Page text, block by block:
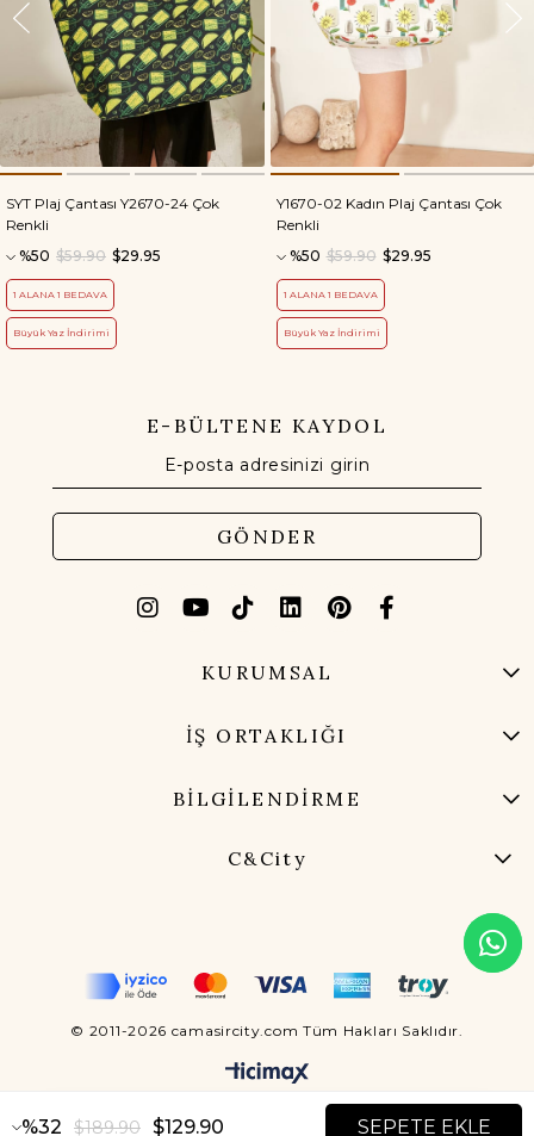
SYT Plaj Çantası Y2670-24 Çok
Renkli
%50
$29.95
$59.90
1 ALANA 1 BEDAVA
Büyük Yaz İndirimi
Y1670-02 Kadın Plaj Çantası Çok
Renkli
%50
$29.95
$59.90
1 ALANA 1 BEDAVA
Büyük Yaz İndirimi
32 $189.90 $129.90
E-BÜLTENE KAYDOL
GÖNDER
KURUMSAL
İŞ ORTAKLIĞI
BİLGİLENDİRME
C&City
© 2011-2026 camasircity.com Tüm Hakları Saklıdır.